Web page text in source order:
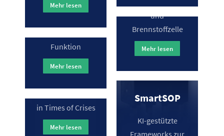
Mehr lesen
und
Brennstoffzelle
Mehr lesen
den gesamten
Funktion
Mehr lesen
SmartSOP
KI-gestützte
Frameworks zur
SOSEC
in Times of Crises
Mehr lesen
SWIM-
Sustainable
Water and
Integrated
Management
Transferstelle